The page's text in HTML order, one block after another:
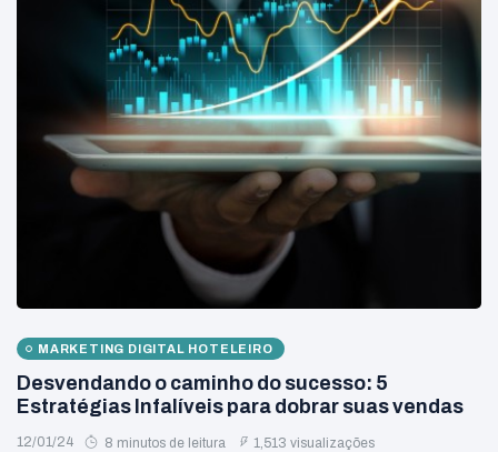
MARKETING DIGITAL HOTELEIRO
Desvendando o caminho do sucesso: 5
Estratégias Infalíveis para dobrar suas vendas
12/01/24 8 minutos de leitura 1,513 visualizações